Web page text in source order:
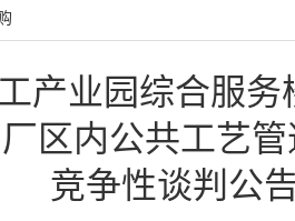
产业园综合服务
厂区内公共工艺
竞争性谈判公